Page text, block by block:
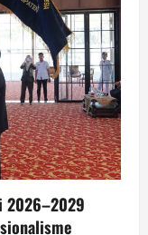
2026–2029